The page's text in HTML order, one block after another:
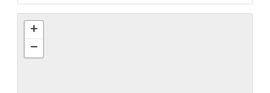
+
−